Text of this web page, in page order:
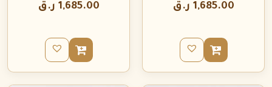
1,685.00 ر.ق
1,685.00 ر.ق